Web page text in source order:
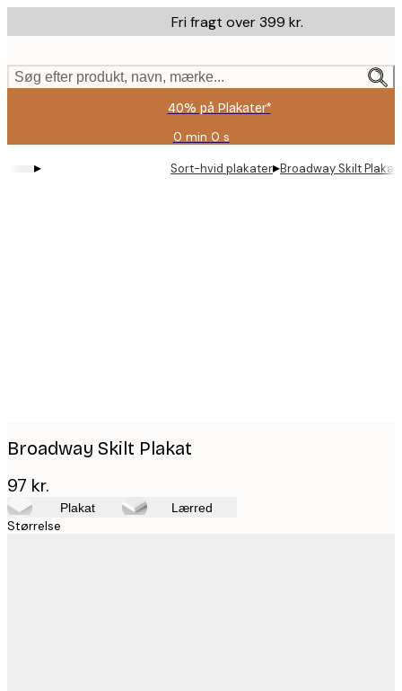
to
content.
Fri fragt over 399 kr.
Søg efter produkt, navn, mærke...
40% på Plakater*
0 min 0 s
Gyldig
indtil:
2026-
▸ Sort-hvid plakater▸Broadway Skilt Plakat
Broadway Skilt Plakat
97 kr.
Plakat Lærred
Størrelse